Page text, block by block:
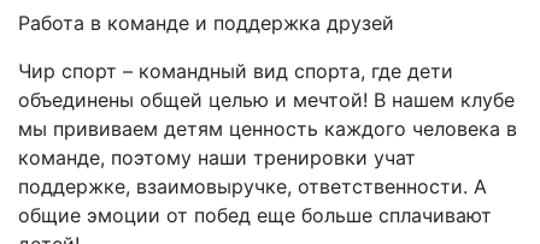
Работа в команде и поддержка друзей
Чир спорт – командный вид спорта, где дети
объединены общей целью и мечтой! В нашем клубе
мы прививаем детям ценность каждого человека в
команде, поэтому наши тренировки учат
поддержке, взаимовыручке, ответственности. А
общие эмоции от побед еще больше сплачивают